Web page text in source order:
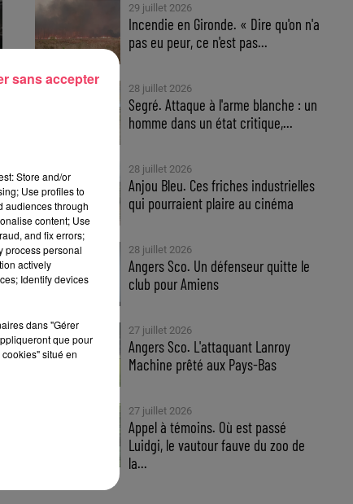
29 juillet 2026
Incendie en Gironde. « Dire qu'on n'a
pas eu peur, ce n'est pas...
28 juillet 2026
Segré. Attaque à l'arme blanche : un
homme dans un état critique,...
28 juillet 2026
Anjou Bleu. Ces friches industrielles
qui pourraient plaire au cinéma
28 juillet 2026
Angers Sco. Un défenseur quitte le
club pour Amiens
27 juillet 2026
Angers Sco. L'attaquant Lanroy
Machine prêté aux Pays-Bas
27 juillet 2026
Appel à témoins. Où est passé
Luidgi, le vautour fauve du zoo de
la...
Store and/or
Use profiles to
audiences through
content; Use
and fix errors;
process personal
actively
Identify devices
dans "Gérer
que pour
situé en
sans accepter